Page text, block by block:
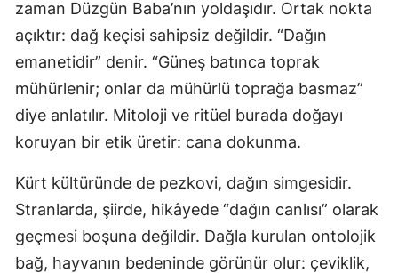
zaman Düzgün Baba’nın yoldaşıdır. Ortak nokta
açıktır: dağ keçisi sahipsiz değildir. “Dağın
emanetidir” denir. “Güneş batınca toprak
mühürlenir; onlar da mühürlü toprağa basmaz”
diye anlatılır. Mitoloji ve ritüel burada doğayı
koruyan bir etik üretir: cana dokunma.
Kürt kültüründe de pezkovi, dağın simgesidir.
Stranlarda, şiirde, hikâyede “dağın canlısı” olarak
geçmesi boşuna değildir. Dağla kurulan ontolojik
bağ, hayvanın bedeninde görünür olur: çeviklik,